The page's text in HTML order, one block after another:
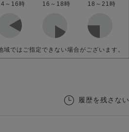
～16時 16～18時 18～21時
域ではご指定できない場合がございます。
履歴を残さない